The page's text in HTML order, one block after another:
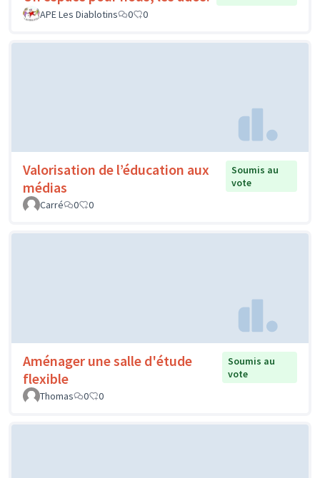
APE Les Diablotins
0 0
Valorisation de l’éducation aux
médias
Soumis au
vote
Carré
0 0
Aménager une salle d'étude
flexible
Soumis au
vote
Thomas
0 0